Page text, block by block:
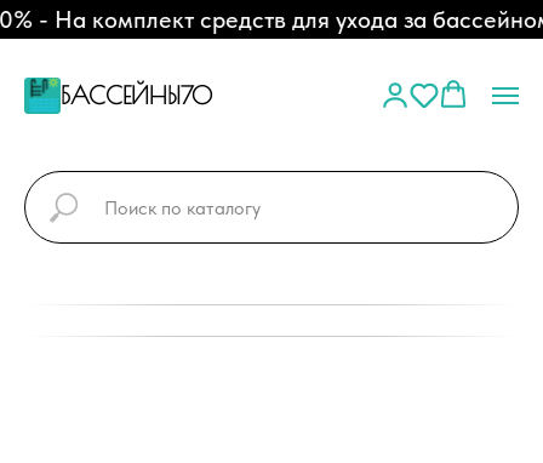
- На комплект средств для ухода за бассейном
БАССЕЙНЫ70